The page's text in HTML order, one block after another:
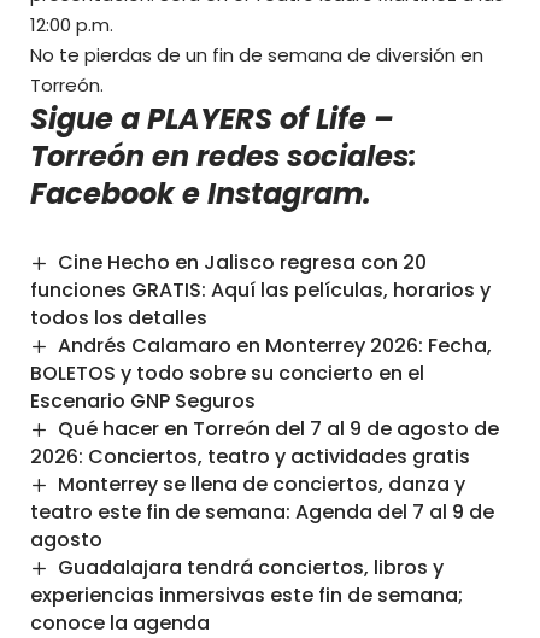
12:00 p.m.
No te pierdas de un fin de semana de diversión en
Torreón.
Sigue a PLAYERS of Life –
Torreón en redes sociales:
FacebookeInstagram.
Cine Hecho en Jalisco regresa con 20
funciones GRATIS: Aquí las películas, horarios y
todos los detalles
Andrés Calamaro en Monterrey 2026: Fecha,
BOLETOS y todo sobre su concierto en el
Escenario GNP Seguros
Qué hacer en Torreón del 7 al 9 de agosto de
2026: Conciertos, teatro y actividades gratis
Monterrey se llena de conciertos, danza y
teatro este fin de semana: Agenda del 7 al 9 de
agosto
Guadalajara tendrá conciertos, libros y
experiencias inmersivas este fin de semana;
conoce la agenda